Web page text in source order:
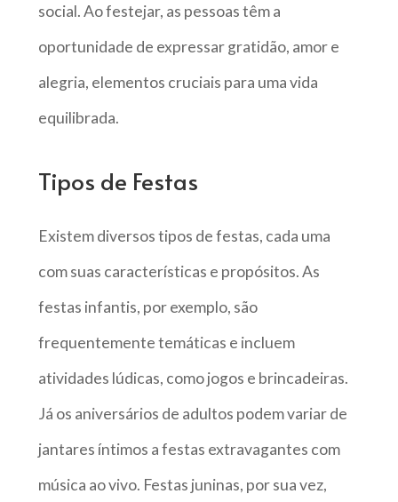
social. Ao festejar, as pessoas têm a
oportunidade de expressar gratidão, amor e
alegria, elementos cruciais para uma vida
equilibrada.
Tipos de Festas
Existem diversos tipos de festas, cada uma
com suas características e propósitos. As
festas infantis, por exemplo, são
frequentemente temáticas e incluem
atividades lúdicas, como jogos e brincadeiras.
Já os aniversários de adultos podem variar de
jantares íntimos a festas extravagantes com
música ao vivo. Festas juninas, por sua vez,